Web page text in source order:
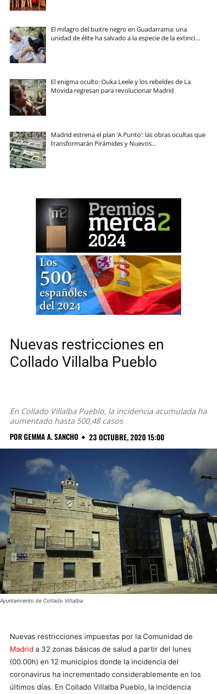
El milagro del buitre negro en Guadarrama: una
unidad de élite ha salvado a la especie de la extinci…
El enigma oculto: Ouka Leele y los rebeldes de La
Movida regresan para revolucionar Madrid
Madrid estrena el plan ‘A Punto’: las obras ocultas que
transformarán Pirámides y Nuevos…
Nuevas restricciones en
Collado Villalba Pueblo
En Collado Villalba Pueblo, la incidencia acumulada ha
aumentado hasta 500,48 casos
PORGEMMA A. SANCHO 23 OCTUBRE, 2020 15:00
Ayuntamiento de Collado Villalba
Nuevas restricciones impuestas por la Comunidad de
Madrid a 32 zonas básicas de salud a partir del lunes
(00.00h) en 12 municipios donde la incidencia del
coronavirus ha incrementado considerablemente en los
últimos días. En Collado Villalba Pueblo, la incidencia